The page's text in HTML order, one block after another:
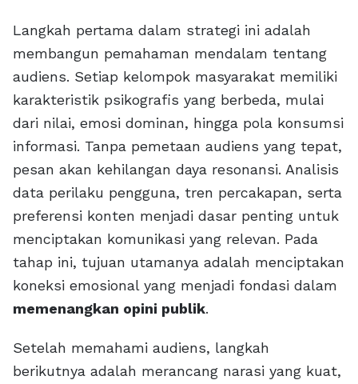
Langkah pertama dalam strategi ini adalah
membangun pemahaman mendalam tentang
audiens. Setiap kelompok masyarakat memiliki
karakteristik psikografis yang berbeda, mulai
dari nilai, emosi dominan, hingga pola konsumsi
informasi. Tanpa pemetaan audiens yang tepat,
pesan akan kehilangan daya resonansi. Analisis
data perilaku pengguna, tren percakapan, serta
preferensi konten menjadi dasar penting untuk
menciptakan komunikasi yang relevan. Pada
tahap ini, tujuan utamanya adalah menciptakan
koneksi emosional yang menjadi fondasi dalam
memenangkan opini publik.
Setelah memahami audiens, langkah
berikutnya adalah merancang narasi yang kuat,